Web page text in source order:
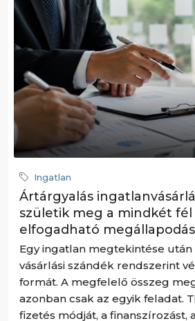
Ingatlan
Ártárgyalás
születik meg a mindkét fél
elfogadható
Egy ingatlan megtekintése
vásárlási szándék rendszerint
formát. A megfelelő összeg
azonban csak az egyik feladat.
fizetés módját, a finanszírozást,